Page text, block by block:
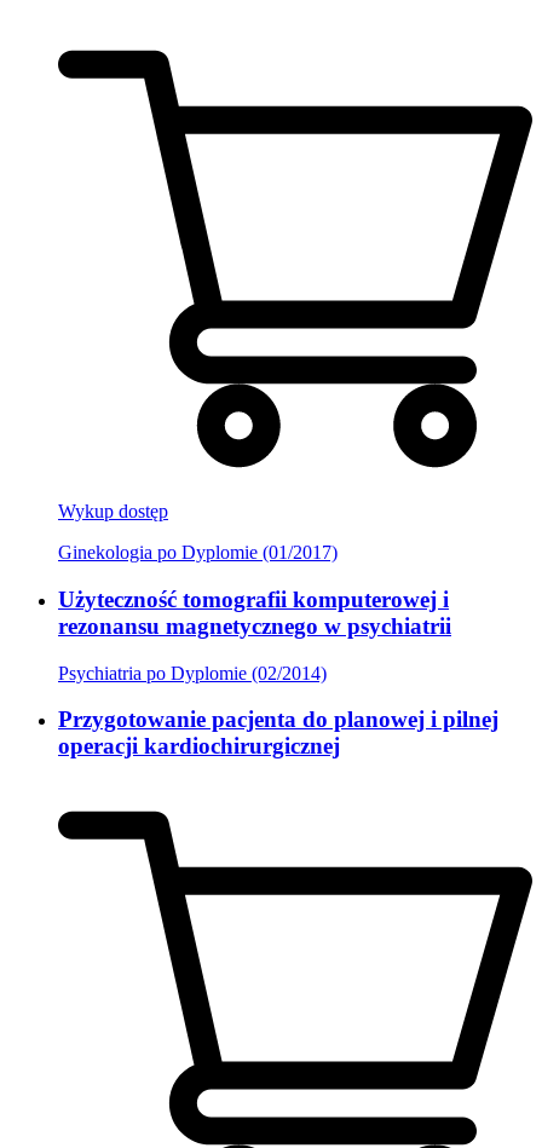
Wykup dostęp
Ginekologia po Dyplomie (01/2017)
Użyteczność tomografii komputerowej i
rezonansu magnetycznego w psychiatrii
Psychiatria po Dyplomie (02/2014)
Przygotowanie pacjenta do planowej i pilnej
operacji kardiochirurgicznej